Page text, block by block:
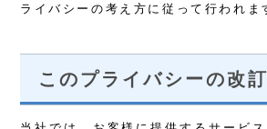
ライバシーの考え方に従って行われま
このプライバシーの改訂